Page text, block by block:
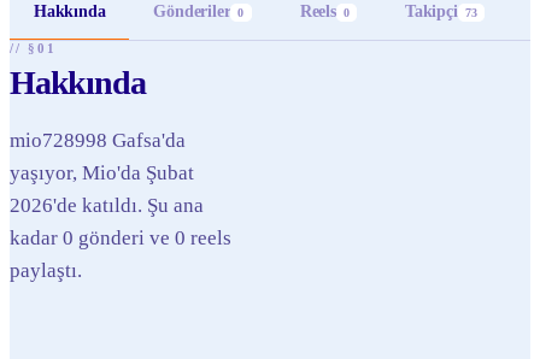
Hakkında Gönderiler 0 Reels 0 Takipçi 73
// §01
Hakkında
mio728998 Gafsa'da
yaşıyor, Mio'da Şubat
2026'de katıldı. Şu ana
kadar 0 gönderi ve 0 reels
paylaştı.